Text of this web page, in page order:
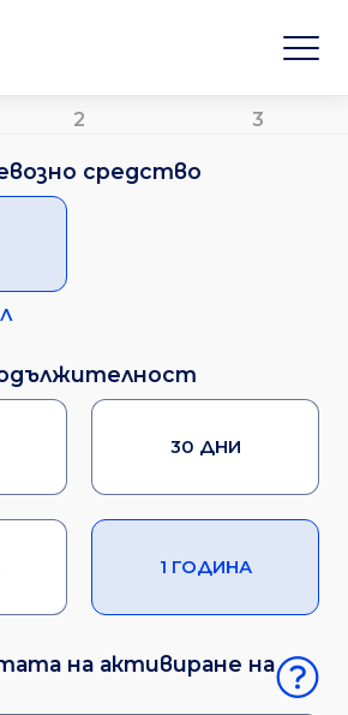
2 3
средство
30 ДНИ
1 ГОДИНА
на активиране на